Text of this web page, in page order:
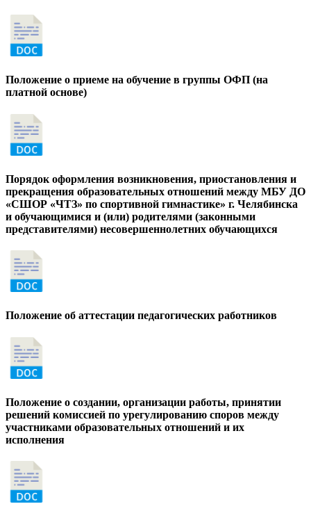
Положение о приеме на обучение в группы ОФП (на
платной основе)
Порядок оформления возникновения, приостановления и
прекращения образовательных отношений между МБУ ДО
«СШОР «ЧТЗ» по спортивной гимнастике» г. Челябинска
и обучающимися и (или) родителями (законными
представителями) несовершеннолетних обучающихся
Положение об аттестации педагогических работников
Положение о создании, организации работы, принятии
решений комиссией по урегулированию споров между
участниками образовательных отношений и их
исполнения